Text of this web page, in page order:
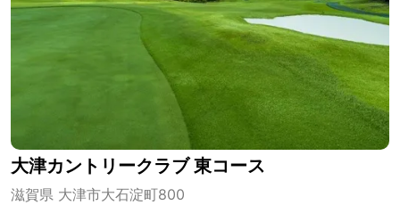
大津カントリークラブ 東コース
滋賀県 大津市大石淀町800